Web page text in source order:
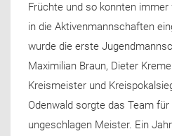
Früchte und so konnten
in die Aktivenmannschaften
wurde die erste
Maximilian Braun, Dieter
Kreismeister und
Odenwald sorgte das Team
ungeschlagen Meister. Ein